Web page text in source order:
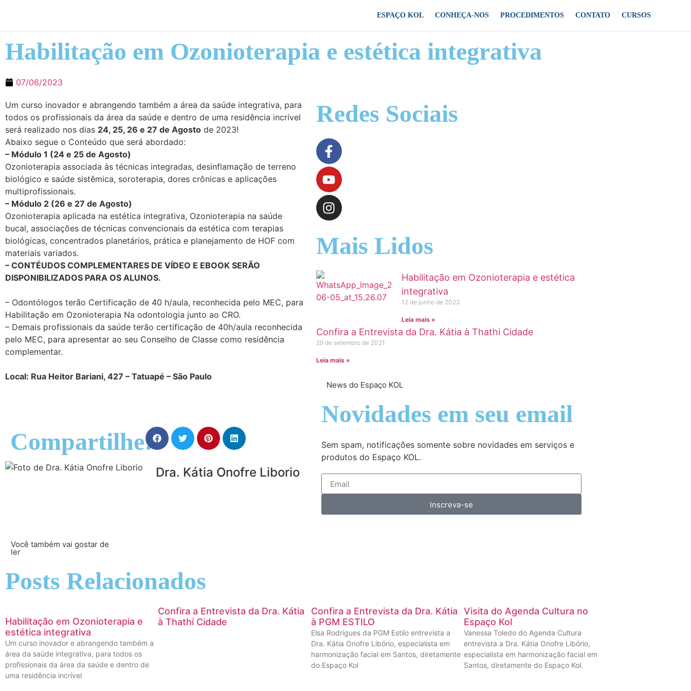
ESPAÇO KOL CONHEÇA-NOS PROCEDIMENTOS CONTATO CURSOS
Habilitação em Ozonioterapia e estética integrativa
07/06/2023
Um curso inovador e abrangendo também a área da saúde integrativa, para
todos os profissionais da área da saúde e dentro de uma residência incrível
será realizado nos dias 24, 25, 26 e 27 de Agosto de 2023!
Abaixo segue o Conteúdo que será abordado:
– Módulo 1 (24 e 25 de Agosto)
Ozonioterapia associada às técnicas integradas, desinflamação de terreno
biológico e saúde sistêmica, soroterapia, dores crônicas e aplicações
multiprofissionais.
– Módulo 2 (26 e 27 de Agosto)
Ozonioterapia aplicada na estética integrativa, Ozonioterapia na saúde
bucal, associações de técnicas convencionais da estética com terapias
biológicas, concentrados planetários, prática e planejamento de HOF com
materiais variados.
– CONTÉUDOS COMPLEMENTARES DE VÍDEO E EBOOK SERÃO
DISPONIBILIZADOS PARA OS ALUNOS.
– Odontólogos terão Certificação de 40 h/aula, reconhecida pelo MEC, para
Habilitação em Ozonioterapia Na odontologia junto ao CRO.
– Demais profissionais da saúde terão certificação de 40h/aula reconhecida
pelo MEC, para apresentar ao seu Conselho de Classe como residência
complementar.
Local: Rua Heitor Bariani, 427 – Tatuapé – São Paulo
Compartilhe:
Dra. Kátia Onofre Liborio
Redes Sociais
Mais Lidos
Habilitação em Ozonioterapia e estética
integrativa
12 de junho de 2023
Leia mais »
Confira a Entrevista da Dra. Kátia à Thathi Cidade
29 de setembro de 2021
Leia mais »
News do Espaço KOL
Novidades em seu email
Sem spam, notificações somente sobre novidades em serviços e
produtos do Espaço KOL.
Inscreva-se
Você também vai gostar de
ler
Posts Relacionados
Habilitação em Ozonioterapia e
estética integrativa
Um curso inovador e abrangendo também a
área da saúde integrativa, para todos os
profissionais da área da saúde e dentro de
uma residência incrível
Confira a Entrevista da Dra. Kátia
à Thathi Cidade
Confira a Entrevista da Dra. Kátia
à PGM ESTILO
Elsa Rodrigues da PGM Estilo entrevista a
Dra. Kátia Onofre Libório, especialista em
harmonização facial em Santos, diretamente
do Espaço Kol
Visita do Agenda Cultura no
Espaço Kol
Vanessa Toledo do Agenda Cultura
entrevista a Dra. Kátia Onofre Libório,
especialista em harmonização facial em
Santos, diretamente do Espaço Kol.